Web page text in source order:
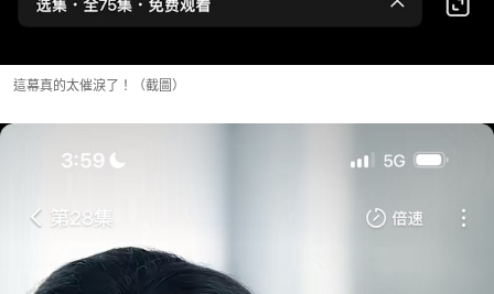
這幕真的太催淚了！（截圖）